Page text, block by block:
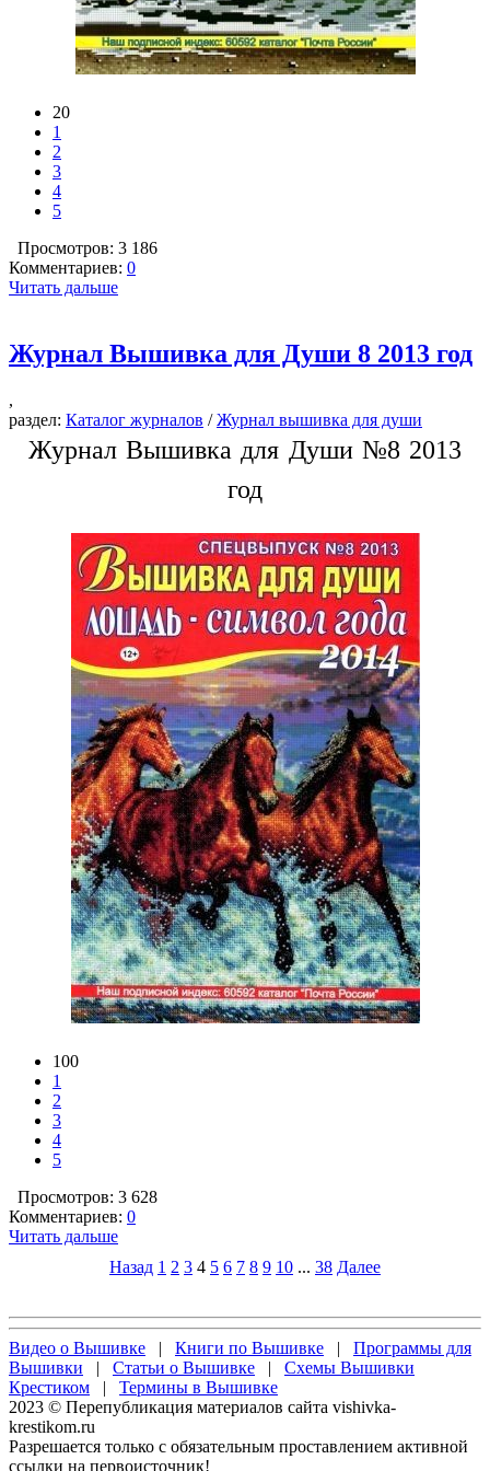
20
1
2
3
4
5
Просмотров: 3 186
Комментариев: 0
Читать дальше
Журнал Вышивка для Души 8 2013 год
,
раздел: Каталог журналов /Журнал вышивка для души
Журнал Вышивка для Души №8 2013
год
100
1
2
3
4
5
Просмотров: 3 628
Комментариев: 0
Читать дальше
Назад 1 2 3 4 5 6 7 8 9 10 ... 38 Далее
Видео о Вышивке | Книги по Вышивке | Программы для
Вышивки | Статьи о Вышивке | Схемы Вышивки
Крестиком | Термины в Вышивке
2023 © Перепубликация материалов сайта vishivka-
krestikom.ru
Разрешается только с обязательным проставлением активной
ссылки на первоисточник!